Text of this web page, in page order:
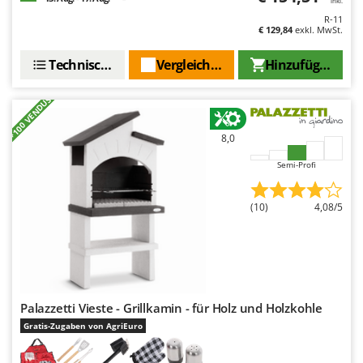
R-11
€ 129,84exkl. MwSt.
Hinzufügen
Vergleichen Sie
Technische Daten
+100 VENDUS 8,0
Semi-Profi
(10) 4,08/5
Palazzetti Vieste - Grillkamin - für Holz und Holzkohle
Gratis-Zugaben von AgriEuro